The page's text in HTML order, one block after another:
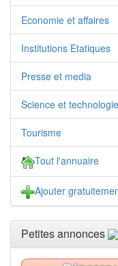
Economie et affaires
Institutions Etatiques
Presse et media
Science et technologie
Tourisme
Tout l'annuaire
Ajouter
Petites annonces